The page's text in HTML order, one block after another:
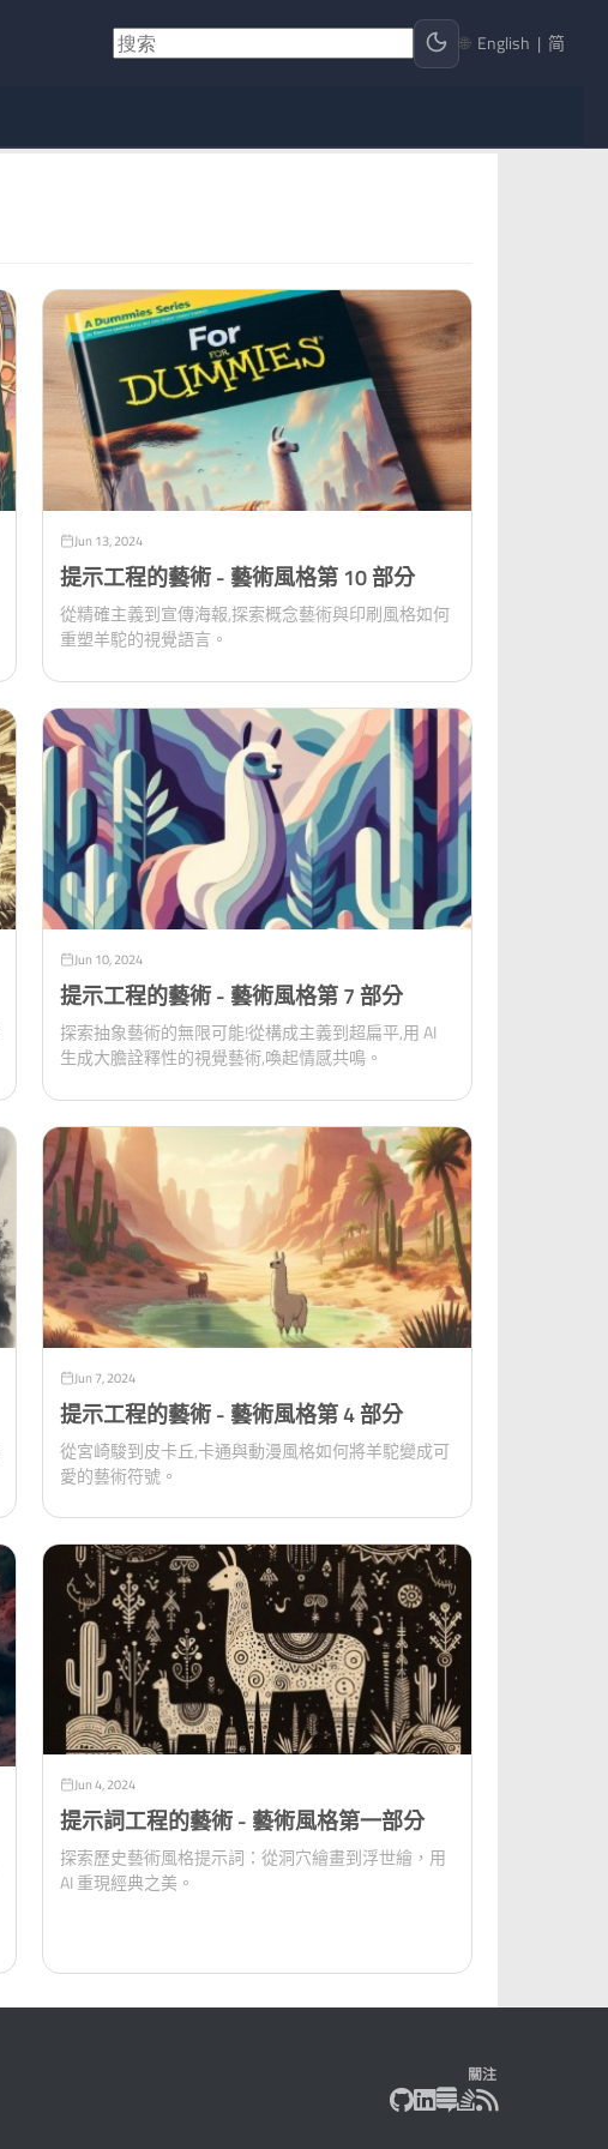
🌐 English | 简
Jun 13, 2024
提示工程的藝術 - 藝術風格第 10 部分
從精確主義到宣傳海報,探索概念藝術與印刷風格如何
重塑羊駝的視覺語言。
Jun 10, 2024
提示工程的藝術 - 藝術風格第 7 部分
探索抽象藝術的無限可能!從構成主義到超扁平,用 AI
生成大膽詮釋性的視覺藝術,喚起情感共鳴。
Jun 7, 2024
提示工程的藝術 - 藝術風格第 4 部分
從宮崎駿到皮卡丘,卡通與動漫風格如何將羊駝變成可
愛的藝術符號。
Jun 4, 2024
提示詞工程的藝術 - 藝術風格第一部分
探索歷史藝術風格提示詞：從洞穴繪畫到浮世繪，用
AI 重現經典之美。
關注